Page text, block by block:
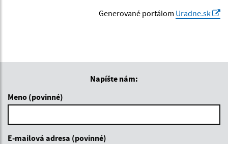
Generované portálom Uradne.sk
Napíšte nám:
Meno (povinné)
E-mailová adresa (povinné)